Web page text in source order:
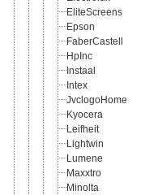
EliteScreens
Epson
FaberCastell
HpInc
Instaal
Intex
JvclogoHome
Kyocera
Leifheit
Lightwin
Lumene
Maxxtro
Minolta